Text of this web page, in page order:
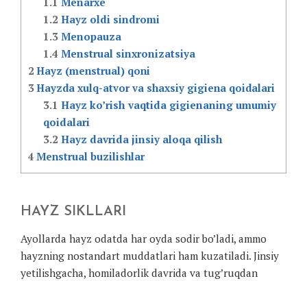
1.2 Hayz oldi sindromi
1.3 Menopauza
1.4 Menstrual sinxronizatsiya
2 Hayz (menstrual) qoni
3Hayzda xulq-atvor va shaxsiy gigiena qoidalari
3.1 Hayz ko’rish vaqtida gigienaning umumiy
qoidalari
3.2 Hayz davrida jinsiy aloqa qilish
4 Menstrual buzilishlar
HAYZ SIKLLARI
Ayollarda hayz odatda har oyda sodir bo’ladi, ammo
hayzning nostandart muddatlari ham kuzatiladi. Jinsiy
yetilishgacha, homiladorlik davrida va tug’ruqdan